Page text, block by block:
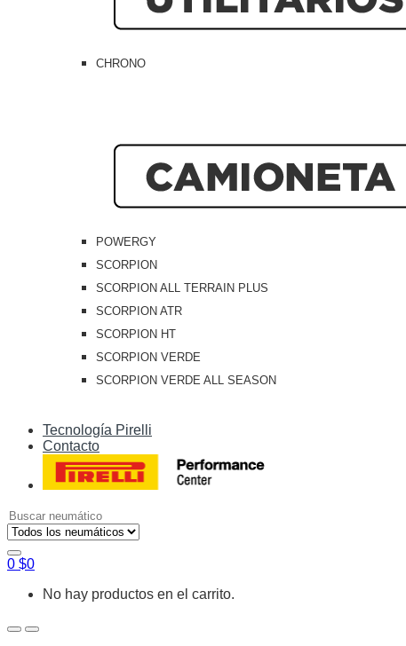
CHRONO
POWERGY
SCORPION
SCORPION ALL TERRAIN PLUS
SCORPION ATR
SCORPION HT
SCORPION VERDE
SCORPION VERDE ALL SEASON
Tecnología Pirelli
Contacto
Search
for:
0 $0
No hay productos en el carrito.
OpenClose